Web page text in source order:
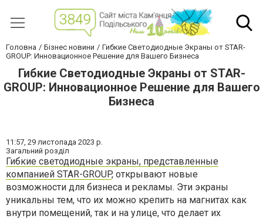
Головна Бізнес новини
Гибкие Светодиодные Экраны от STAR-
GROUP: Инновационное Решение для Вашего Бизнеса
Гибкие Светодиодные Экраны от STAR-
GROUP: Инновационное Решение для Вашего
Бизнеса
11:57, 29 листопада 2023 р.
Загальний розділ
Гибкие светодиодные экраны, представленные
компанией STAR-GROUP, открывают новые
возможности для бизнеса и рекламы. Эти экраны
уникальны тем, что их можно крепить на магнитах как
внутри помещений, так и на улице, что делает их